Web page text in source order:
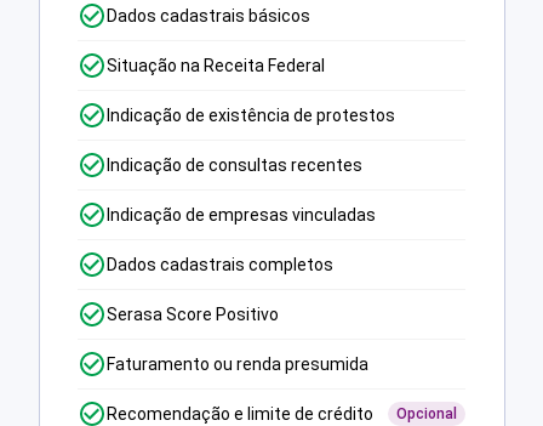
Dados cadastrais básicos
Situação na Receita Federal
Indicação de existência de protestos
Indicação de consultas recentes
Indicação de empresas vinculadas
Dados cadastrais completos
Serasa Score Positivo
Faturamento ou renda presumida
Recomendação e limite de crédito Opcional